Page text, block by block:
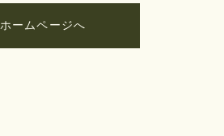
ホームページへ